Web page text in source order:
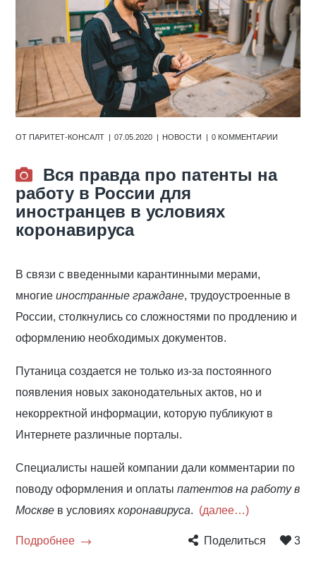
ОТ ПАРИТЕТ-КОНСАЛТ 07.05.2020 НОВОСТИ 0 КОММЕНТАРИИ
Вся правда про патенты на
работу в России для
иностранцев в условиях
коронавируса
В связи с введенными карантинными мерами,
многиеиностранные граждане, трудоустроенные в
России, столкнулись со сложностями по продлению и
оформлению необходимых документов.
Путаница создается не только из-за постоянного
появления новых законодательных актов, но и
некорректной информации, которую публикуют в
Интернете различные порталы.
Специалисты нашей компании дали комментарии по
поводу оформления и оплатыпатентов на работу в
Москве в условияхкоронавируса. (далее…)
Подробнее Поделиться 3